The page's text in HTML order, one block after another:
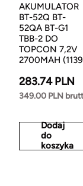
AKUMULATOR
BT-52Q BT-
52QA BT-G1
TBB-2 DO
TOPCON 7,2V
2700MAH
283.74 PLN
349.00 PLN
Dodaj
do
koszyka